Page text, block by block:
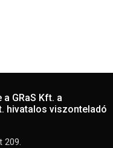
GRaS Kft. a
hivatalos viszonteladó
209.